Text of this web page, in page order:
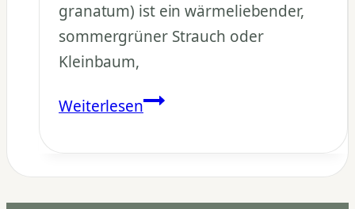
granatum) ist ein wärmeliebender,
sommergrüner Strauch oder
Kleinbaum,
WeiterlesenWas
ein
Granatapfelbaum?